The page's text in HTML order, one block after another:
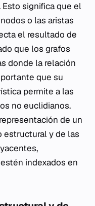
significa que el
o las aristas
el resultado de
que los grafos
donde la relación
que su
permite a las
no euclidianos.
de un
estructural y de las
indexados en